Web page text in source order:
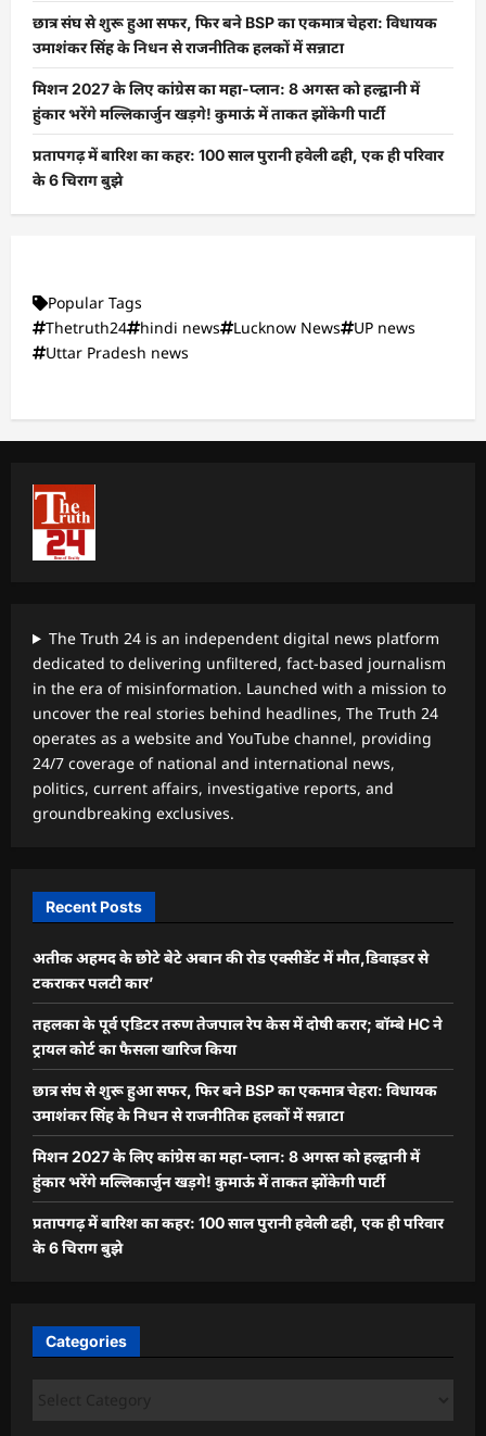
छात्र संघ से शुरू हुआ सफर, फिर बने BSP का एकमात्र चेहरा: विधायक
उमाशंकर सिंह के निधन से राजनीतिक हलकों में सन्नाटा
मिशन 2027 के लिए कांग्रेस का महा-प्लान: 8 अगस्त को हल्द्वानी में
हुंकार भरेंगे मल्लिकार्जुन खड़गे! कुमाऊं में ताकत झोंकेगी पार्टी
प्रतापगढ़ में बारिश का कहर: 100 साल पुरानी हवेली ढही, एक ही परिवार
के 6 चिराग बुझे
Popular Tags
Thetruth24
hindi news Lucknow News
UP news
Uttar Pradesh news
The Truth 24 is an independent digital news platform
dedicated to delivering unfiltered, fact-based journalism
in the era of misinformation. Launched with a mission to
uncover the real stories behind headlines, The Truth 24
operates as a website and YouTube channel, providing
24/7 coverage of national and international news,
politics, current affairs, investigative reports, and
groundbreaking exclusives.
Recent Posts
अतीक अहमद के छोटे बेटे अबान की रोड एक्सीडेंट में मौत,डिवाइडर से
टकराकर पलटी कार’
तहलका के पूर्व एडिटर तरुण तेजपाल रेप केस में दोषी करार; बॉम्बे HC ने
ट्रायल कोर्ट का फैसला खारिज किया
छात्र संघ से शुरू हुआ सफर, फिर बने BSP का एकमात्र चेहरा: विधायक
उमाशंकर सिंह के निधन से राजनीतिक हलकों में सन्नाटा
मिशन 2027 के लिए कांग्रेस का महा-प्लान: 8 अगस्त को हल्द्वानी में
हुंकार भरेंगे मल्लिकार्जुन खड़गे! कुमाऊं में ताकत झोंकेगी पार्टी
प्रतापगढ़ में बारिश का कहर: 100 साल पुरानी हवेली ढही, एक ही परिवार
के 6 चिराग बुझे
Categories